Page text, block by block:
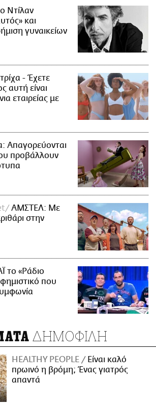
Ντίλαν
και
γυναικείων
- Έχετε
αυτή είναι
εταιρείας με
Απαγορεύονται
προβάλλουν
ΑΜΣΤΕΛ: Με
στην
το «Ράδιο
που
ΔΗΜΟΦΙΛΗ
HEALTHY PEOPLE
Είναι καλό
πρωινό η βρόμη; Ένας γιατρός
απαντά